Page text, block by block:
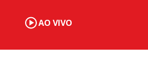
AO VIVO